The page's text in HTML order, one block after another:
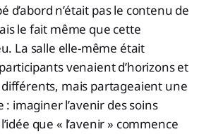
d’abord n’était pas le contenu de
le fait même que cette
La salle elle-même était
venaient d’horizons et
différents, mais partageaient une
imaginer l’avenir des soins
que « l’avenir » commence